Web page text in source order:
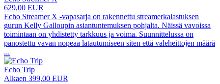
629,00 EUR
Echo Streamer X -vapasarja on rakennettu streamerkalastuksen
gurun Kelly Galloupin asiantuntemuksen pohjalta. Näissä vavoissa
toimintaan on yhdistetty tarkkuus ja voima. Suunnittelussa on
panostettu vavan nopeaa latautumiseen siten että valeheittojen määrä
...
Echo Trip
Alkaen 399,00 EUR